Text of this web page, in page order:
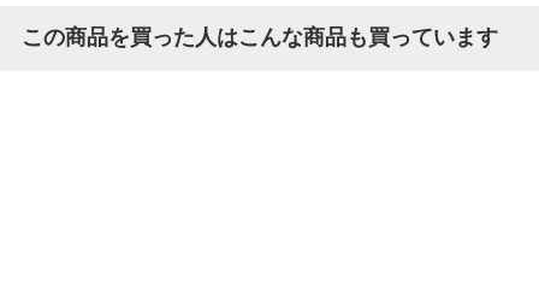
この商品を買った人はこんな商品も買っています